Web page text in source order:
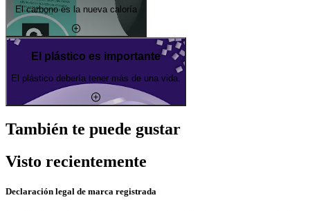
El carbono es la nueva caloría
El plástico es importante
El plástico debería tener más de una vida.
También te puede gustar
Visto recientemente
Declaración legal de marca registrada